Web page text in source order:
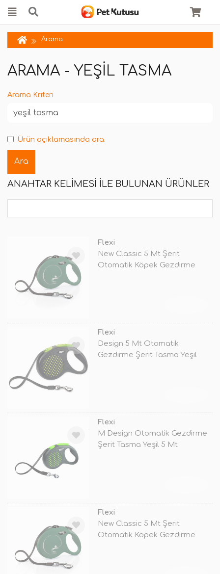
Arama
ARAMA - YEŞIL TASMA
Arama Kriteri
Ürün açıklamasında ara.
ANAHTAR KELIMESI ILE BULUNAN ÜRÜNLER
Flexi
New Classic 5 Mt Şerit
Otomatik Köpek Gezdirme
Flexi
Design 5 Mt Otomatik
Gezdirme Şerit Tasma Yeşil
Flexi
M Design Otomatik Gezdirme
Şerit Tasma Yeşil 5 Mt
Flexi
New Classic 5 Mt Şerit
Otomatik Köpek Gezdirme